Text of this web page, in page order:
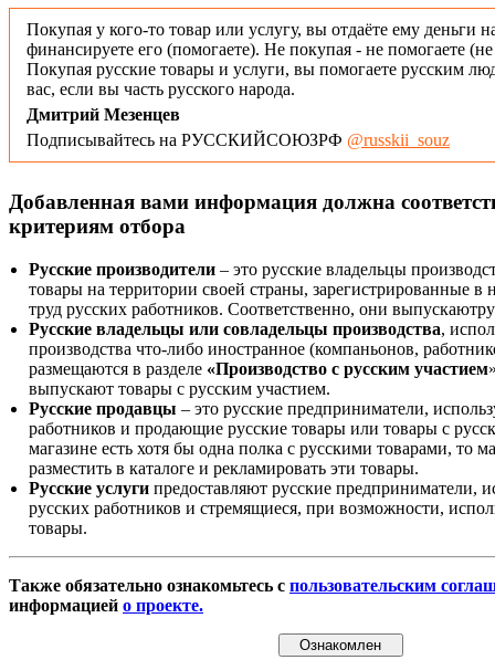
Покупая у кого-то товар или услугу, вы отдаёте ему деньги
финансируете его (помогаете). Не покупая - не помогаете
Покупая русские товары и услуги, вы помогаете русским
вас, если вы часть русского народа.
Дмитрий Мезенцев
Подписывайтесь на РУССКИЙСОЮЗРФ @russkii_souz
Добавленная вами информация должна
критериям отбора
Русские производители – это русские владельцы
товары на территории своей страны, зарегистрированные
труд русских работников. Соответственно, они
Русские владельцы или совладельцы производства,
производства что-либо иностранное (компаньонов,
размещаются в разделе «Производство с русским участием
выпускают товары с русским участием.
Русские продавцы – это русские предприниматели,
работников и продающие русские товары или товары с
магазине есть хотя бы одна полка с русскими товарами, то
разместить в каталоге и рекламировать эти товары.
Русские услуги предоставляют русские предприниматели,
русских работников и стремящиеся, при возможности,
товары.
Также обязательно ознакомьтесь с пользовательским
информацией о проекте.
Ознакомлен